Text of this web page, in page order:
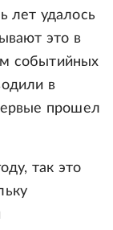
лет удалось
это в
событийных
в
прошел
так это